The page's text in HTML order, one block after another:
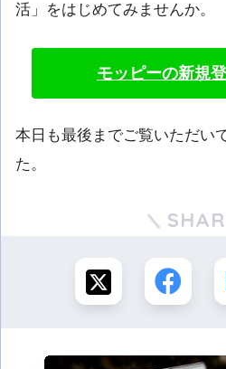
活」をはじめてみませんか。
モッピーの新規
本日も最後までご覧いただい
た。